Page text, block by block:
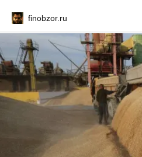
finobzor.ru